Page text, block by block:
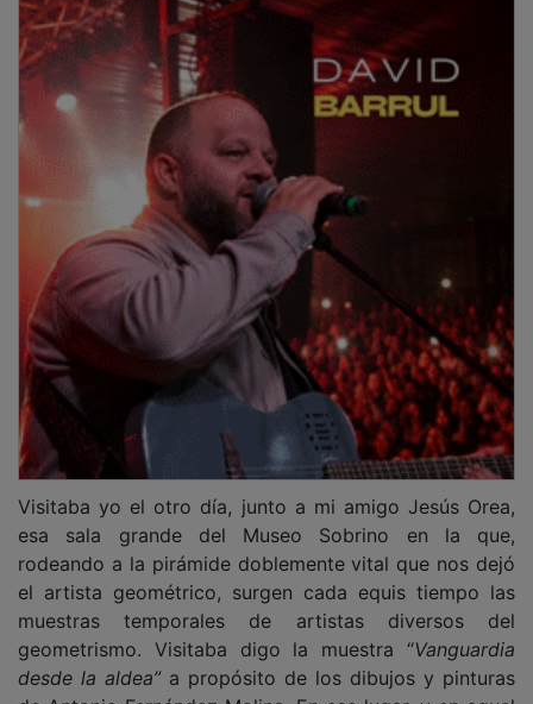
esa sala grande del Museo Sobrino en la que,
rodeando a la pirámide doblemente vital que nos dejó
el artista geométrico, surgen cada equis tiempo las
muestras temporales de artistas diversos del
geometrismo. Visitaba digo la muestra “Vanguardia
desde la aldea”a propósito de los dibujos y pinturas
de Antonio Fernández Molina. En ese lugar, y en aquel